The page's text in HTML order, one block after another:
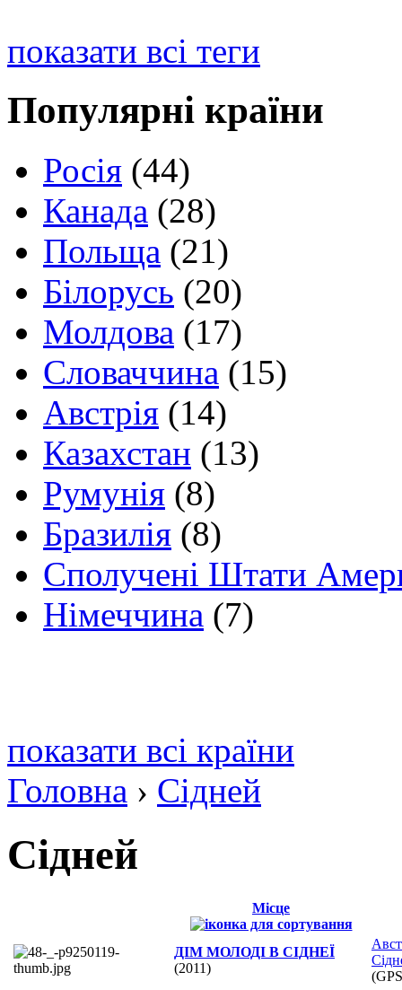
показати всі теги
Популярні країни
Росія (44)
Канада (28)
Польща (21)
Білорусь (20)
Молдова (17)
Словаччина (15)
Австрія (14)
Казахстан (13)
Румунія (8)
Бразилія (8)
Сполучені Штати
Німеччина (7)
показати всі країни
Головна › Сідней
Сідней
Місце
ДІМ МОЛОДІ В CІДНЕЇ
(2011)